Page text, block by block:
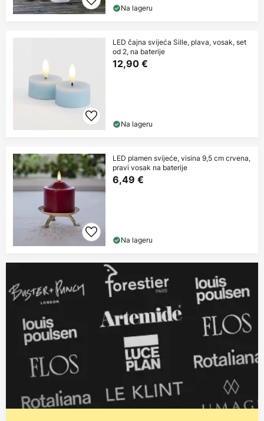
Na lageru
LED čajna svijeća Sille, plava, vosak, set
od 2, na baterije
12,90 €
Na lageru
LED plamen svijeće, visina 9,5 cm crvena,
pravi vosak na baterije
6,49 €
Na lageru